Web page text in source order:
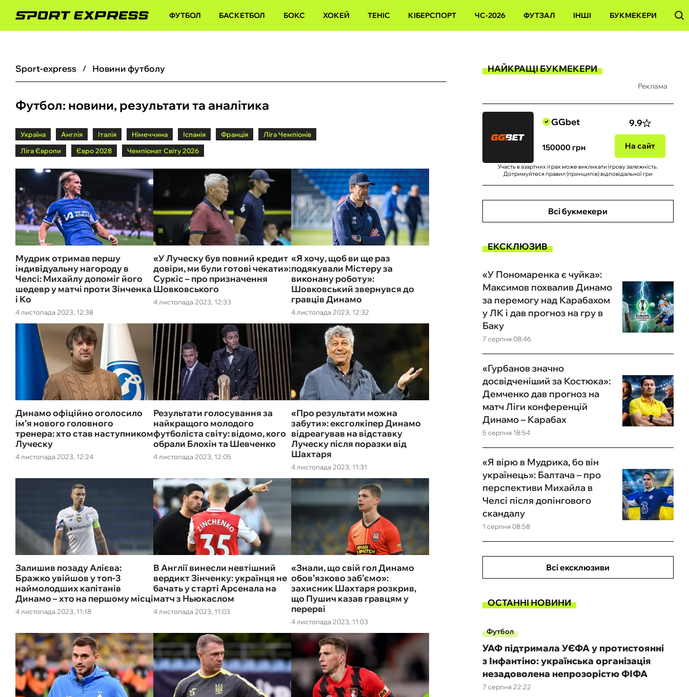
ФУТБОЛ БАСКЕТБОЛ БОКС ХОКЕЙ ТЕНІС КІБЕРСПОРТ ЧС-2026 ФУТЗАЛ ІНШІ БУКМЕКЕРИ
sport-express Новини футболу
Футбол: новини, результати та аналітика
Україна Англія Італія Німеччина Іспанія Франція
Ліга Чемпіонів
Ліга Європи
Євро 2028 Чемпіонат Світу 2026
4 листопада 2023, 12:38
Мудрик отримав першу
індивідуальну нагороду в
Челсі: Михайлу допоміг його
шедевр у матчі проти Зінченка
і Ко
4 листопада 2023, 12:33
«У Луческу був повний кредит
довіри, ми були готові чекати»:
Суркіс – про призначення
Шовковського
4 листопада 2023, 12:32
«Я хочу, щоб ви ще раз
подякували Містеру за
виконану роботу»:
Шовковський звернувся до
гравців Динамо
4 листопада 2023, 12:24
Динамо офіційно оголосило
ім’я нового головного
тренера: хто став наступником
Луческу
4 листопада 2023, 12:05
Результати голосування за
найкращого молодого
футболіста світу: відомо, кого
обрали Блохін та Шевченко
4 листопада 2023, 11:31
«Про результати можна
забути»: ексголкіпер Динамо
відреагував на відставку
Луческу після поразки від
Шахтаря
4 листопада 2023, 11:18
Залишив позаду Алієва:
Бражко увійшов у топ-3
наймолодших капітанів
Динамо – хто на першому місці
4 листопада 2023, 11:03
В Англії винесли невтішний
вердикт Зінченку: українця не
бачать у старті Арсенала на
матч з Ньюкаслом
4 листопада 2023, 11:03
«Знали, що свій гол Динамо
обов’язково заб’ємо»:
захисник Шахтаря розкрив,
що Пушич казав гравцям у
перерві
НАЙКРАЩІ БУКМЕКЕРИ
Реклама
GGbet
150000 грн
9.9
На сайт
Участь в азартних іграх може викликати ігрову залежність.
Дотримуйтеся правил (принципів) відповідальної гри
Всі букмекери
ЕКСКЛЮЗИВ
7 серпня 08:46
«У Пономаренка є чуйка»:
Максимов похвалив Динамо
за перемогу над Карабахом
у ЛК і дав прогноз на гру в
Баку
5 серпня 18:54
«Гурбанов значно
досвідченіший за Костюка»:
Демченко дав прогноз на
матч Ліги конференцій
Динамо – Карабах
1 серпня 08:58
«Я вірю в Мудрика, бо він
українець»: Балтача – про
перспективи Михайла в
Челсі після допінгового
скандалу
Всі ексклюзиви
ОСТАННІ НОВИНИ
Футбол
7 серпня 22:22
УАФ підтримала УЄФА у протистоянні
з Інфантіно: українська організація
незадоволена непрозорістю ФІФА